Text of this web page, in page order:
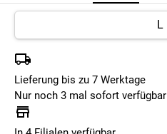
Lieferung bis zu 7 Werktage
Nur noch 3 mal sofort verfügbar